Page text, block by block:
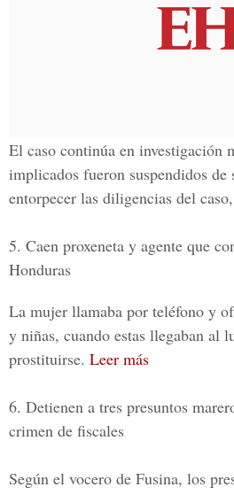
El caso continúa en investigación
implicados fueron suspendidos de
entorpecer las diligencias del
5. Caen proxeneta y agente que
Honduras
La mujer llamaba por teléfono y
y niñas, cuando estas llegaban al
prostituirse. Leer más
6. Detienen a tres presuntos
crimen de fiscales
Según el vocero de Fusina, los